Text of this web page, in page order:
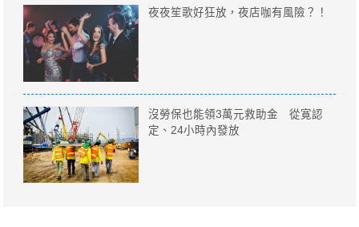
夜夜笙歌好狂放，夜店咖有風險？！
沒勞保也能領3萬元救助金 從寛認
定、24小時內發放